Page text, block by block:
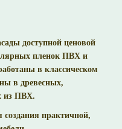
доступной ценовой
пленок ПВХ и
в классическом
в древесных,
из ПВХ.
создания практичной,